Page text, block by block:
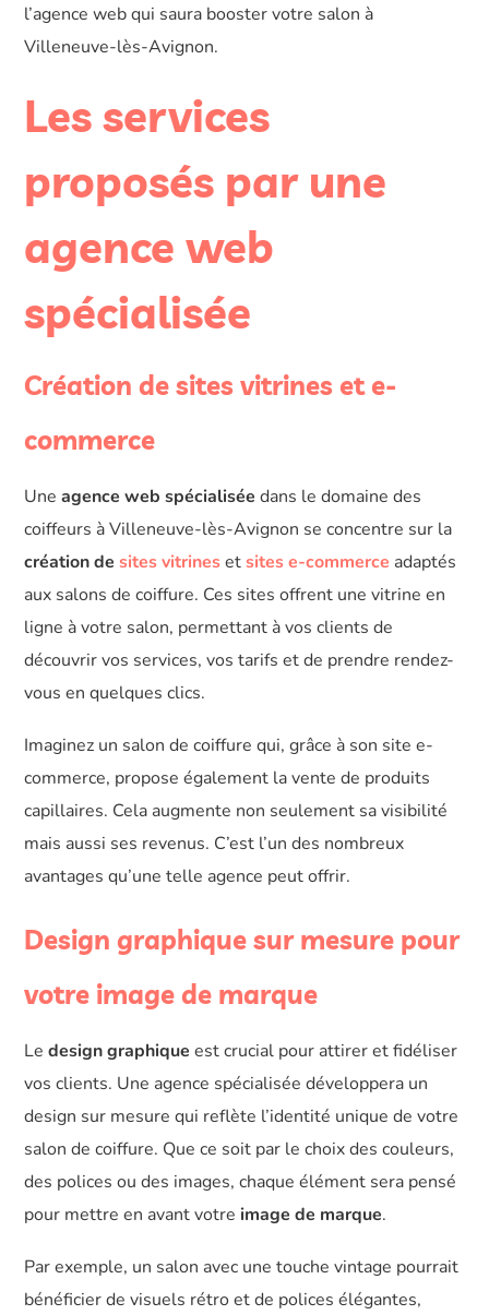
l’agence web qui saura booster votre salon à
Villeneuve-lès-Avignon.
Les services
proposés par une
agence web
spécialisée
Création de sites vitrines et e-
commerce
Uneagence web spécialisée dans le domaine des
coiffeurs à Villeneuve-lès-Avignon se concentre sur la
création desites vitrinesetsites e-commerce adaptés
aux salons de coiffure. Ces sites offrent une vitrine en
ligne à votre salon, permettant à vos clients de
découvrir vos services, vos tarifs et de prendre rendez-
vous en quelques clics.
Imaginez un salon de coiffure qui, grâce à son site e-
commerce, propose également la vente de produits
capillaires. Cela augmente non seulement sa visibilité
mais aussi ses revenus. C’est l’un des nombreux
avantages qu’une telle agence peut offrir.
Design graphique sur mesure pour
votre image de marque
Ledesign graphique est crucial pour attirer et fidéliser
vos clients. Une agence spécialisée développera un
design sur mesure qui reflète l’identité unique de votre
salon de coiffure. Que ce soit par le choix des couleurs,
des polices ou des images, chaque élément sera pensé
pour mettre en avant votre image de marque.
Par exemple, un salon avec une touche vintage pourrait
bénéficier de visuels rétro et de polices élégantes,